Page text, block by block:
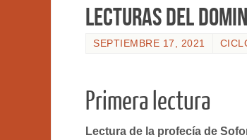
Lecturas del
SEPTIEMBRE 17, 2021
Primera lectura
Lectura de la profecía de